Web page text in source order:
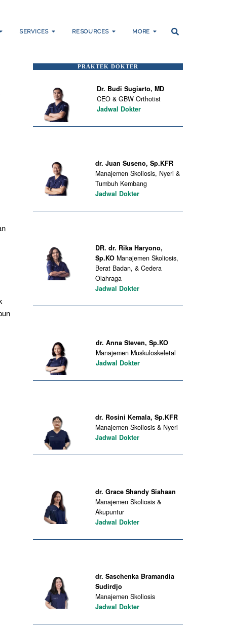
SERVICES RESOURCES MORE
PRAKTEK DOKTER
Dr. Budi Sugiarto, MD
CEO & GBW Orthotist
Jadwal Dokter
dr. Juan Suseno, Sp.KFR
Manajemen Skoliosis, Nyeri &
Tumbuh Kembang
Jadwal Dokter
DR. dr. Rika Haryono,
Sp.KO Manajemen Skoliosis,
Berat Badan, & Cedera
Olahraga
Jadwal Dokter
dr. Anna Steven, Sp.KO
Manajemen Muskuloskeletal
Jadwal Dokter
dr. Rosini Kemala, Sp.KFR
Manajemen Skoliosis & Nyeri
Jadwal Dokter
dr. Grace Shandy Siahaan
Manajemen Skoliosis &
Akupuntur
Jadwal Dokter
dr. Saschenka Bramandia
Sudirdjo
Manajemen Skoliosis
Jadwal Dokter